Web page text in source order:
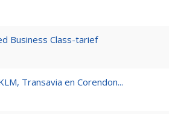
Business Class-tarief
Transavia en Corendon...